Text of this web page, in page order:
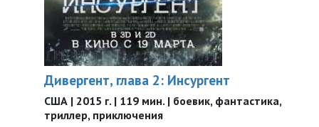
Дивергент, глава 2: Инсургент
США | 2015 г. | 119 мин. | боевик, фантастика,
триллер, приключения